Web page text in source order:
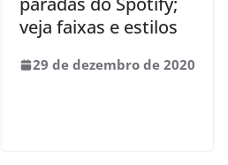
veja faixas e estilos
29 de dezembro de 2020